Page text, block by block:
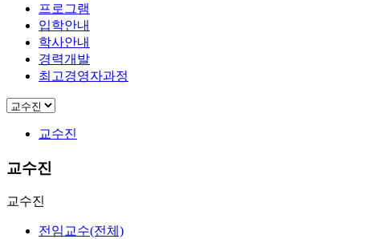
프로그램
입학안내
학사안내
경력개발
최고경영자과정
교수진
교수진
교수진
전임교수(전체)